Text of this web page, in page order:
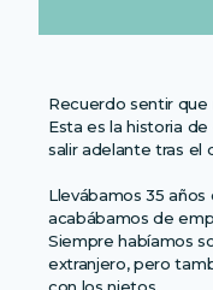
Recuerdo sentir que
Esta es la historia
salir adelante tras el
Llevábamos 35
acabábamos de
Siempre habíamos
extranjero, pero